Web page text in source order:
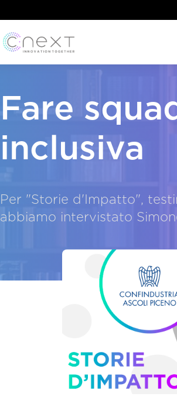
Fare
inclusiva
Per "Storie d'Impatto",
abbiamo intervistato